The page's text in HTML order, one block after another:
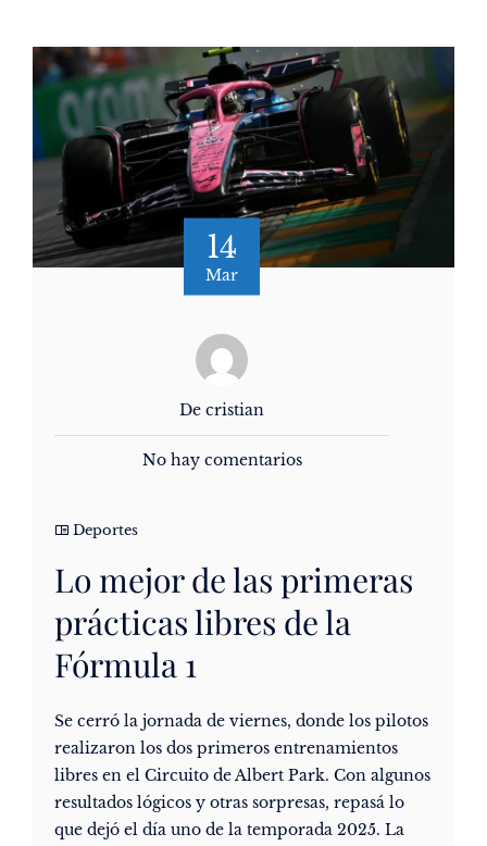
14
Mar
De cristian
No hay comentarios
Deportes
Lo mejor de las primeras
prácticas libres de la
Fórmula 1
Se cerró la jornada de viernes, donde los pilotos
realizaron los dos primeros entrenamientos
libres en el Circuito de Albert Park. Con algunos
resultados lógicos y otras sorpresas, repasá lo
que dejó el día uno de la temporada 2025. La